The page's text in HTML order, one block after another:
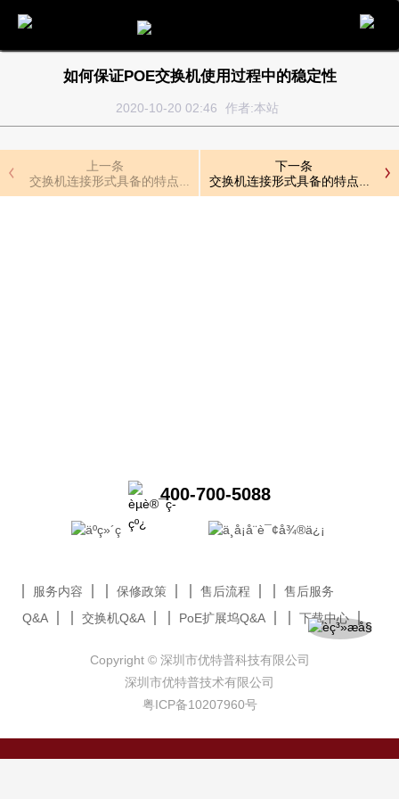
如何保证POE交换机使用过程中的稳定性
2020-10-20 02:46 作者:本站
上一条
交换机连接形式具备的特点介绍
下一条
交换机连接形式具备的特点介绍
400-700-5088
服务内容 保修政策 售后流程
售后服务
Q&A
交换机Q&A PoE扩展坞Q&A 下载中心
Copyright © 深圳市优特普科技有限公司
深圳市优特普技术有限公司
粤ICP备10207960号
电话 留言